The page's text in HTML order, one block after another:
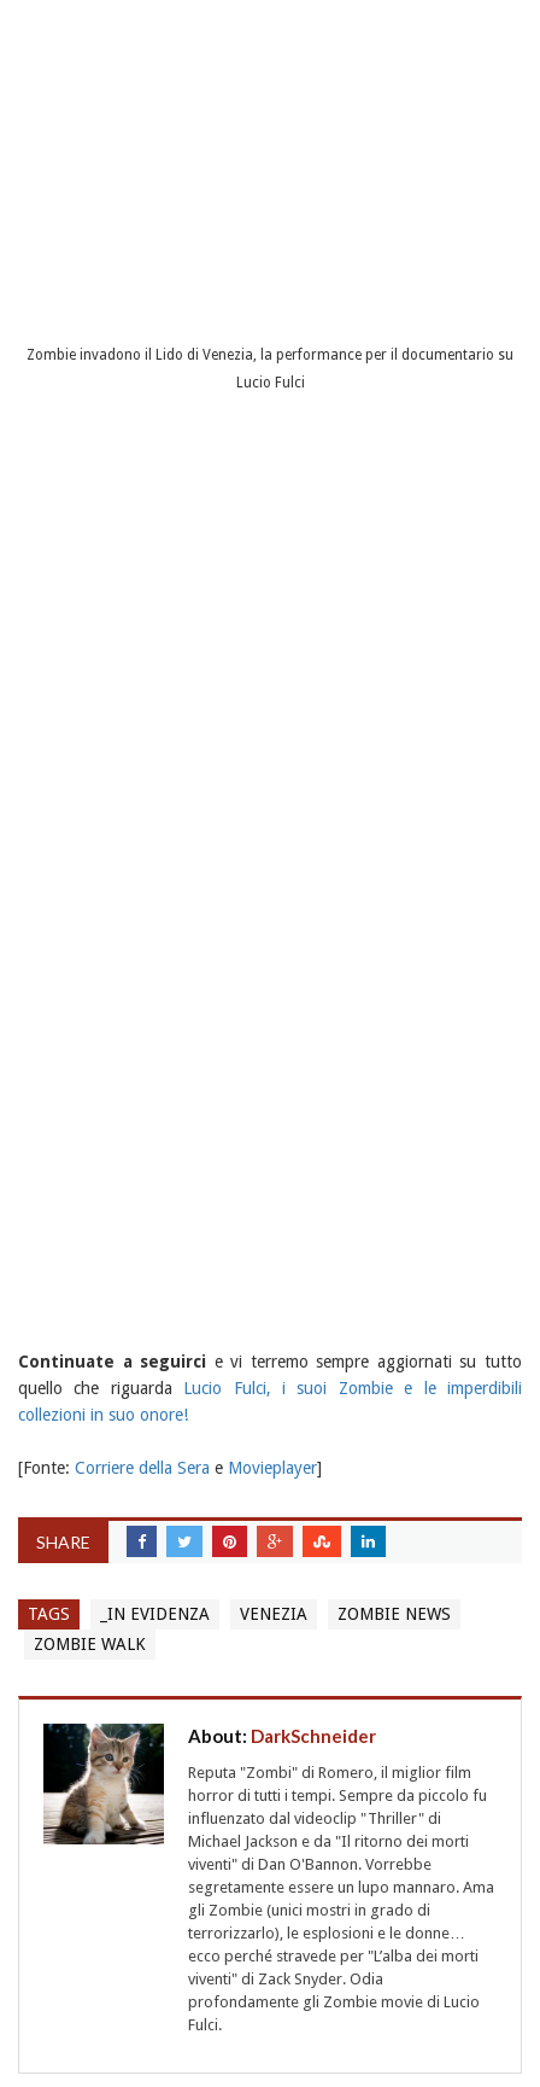
Zombie invadono il Lido di Venezia, la performance per il documentario su
Lucio Fulci
Continuate a seguirci e vi terremo sempre aggiornati su tutto
quello che riguarda Lucio Fulci, i suoi Zombie e le imperdibili
collezioni in suo onore!
[Fonte: Corriere della Sera e Movieplayer]
SHARE
TAGS _IN EVIDENZA VENEZIA
ZOMBIE NEWS
ZOMBIE WALK
About: DarkSchneider
Reputa "Zombi" di Romero, il miglior film
horror di tutti i tempi. Sempre da piccolo fu
influenzato dal videoclip "Thriller" di
Michael Jackson e da "Il ritorno dei morti
viventi" di Dan O'Bannon. Vorrebbe
segretamente essere un lupo mannaro. Ama
gli Zombie (unici mostri in grado di
terrorizzarlo), le esplosioni e le donne…
ecco perché stravede per "L’alba dei morti
viventi" di Zack Snyder. Odia
profondamente gli Zombie movie di Lucio
Fulci.